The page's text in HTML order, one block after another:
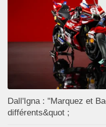
Dall'Igna : "Marquez et
différents&quot ;